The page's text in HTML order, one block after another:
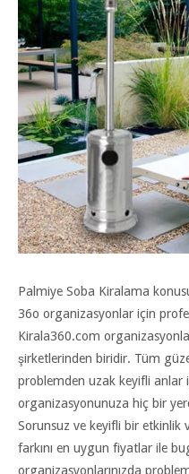
Palmiye Soba Kiralama
36o organizasyonlar için
Kirala360.com
şirketlerinden biridir. Tüm
problemden uzak keyifli anlar
organizasyonunuza hiç bir
Sorunsuz ve keyifli bir etkinlik
farkını en uygun fiyatlar ile
organizasyonlarınızda